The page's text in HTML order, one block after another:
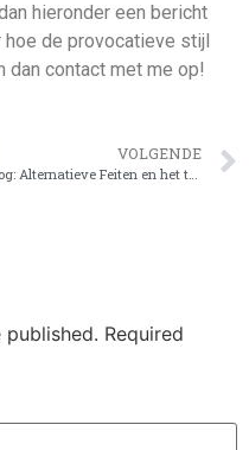
hieronder een bericht
hoe de provocatieve stijl
dan contact met me op!
VOLGENDE
Vlog: Alternatieve Feiten en het therapeutisch effect!
Required